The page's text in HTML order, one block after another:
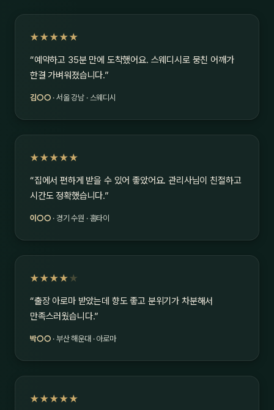
★★★★★
“예약하고 35분 만에 도착했어요. 스웨디시로 뭉친 어깨가
한결 가벼워졌습니다.”
김○○ · 서울 강남 · 스웨디시
★★★★★
“집에서 편하게 받을 수 있어 좋았어요. 관리사님이 친절하고
시간도 정확했습니다.”
이○○ · 경기 수원 · 홈타이
★★★★ ★
“출장 아로마 받았는데 향도 좋고 분위기가 차분해서
만족스러웠습니다.”
박○○ · 부산 해운대 · 아로마
★★★★★